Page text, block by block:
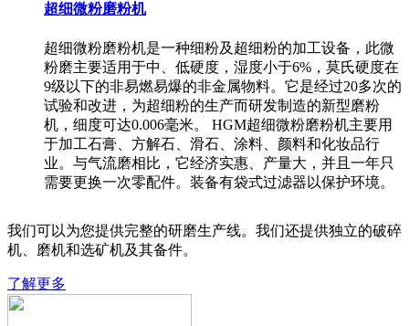
超细微粉磨粉机
超细微粉磨粉机是一种细粉及超细粉的加工设备，此微
粉磨主要适用于中、低硬度，湿度小于6%，莫氏硬度在
9级以下的非易燃易爆的非金属物料。它是经过20多次的
试验和改进，为超细粉的生产而研发制造的新型磨粉
机，细度可达0.006毫米。 HGM超细微粉磨粉机主要用
于加工石膏、方解石、滑石、涂料、颜料和化妆品行
业。与气流磨相比，它经济实惠、产量大，并且一年只
需要更换一次零配件。装备有袋式过滤器以保护环境。
我们可以为您提供完整的研磨生产线。我们还提供独立的破碎
机、磨机和选矿机及其备件。
了解更多